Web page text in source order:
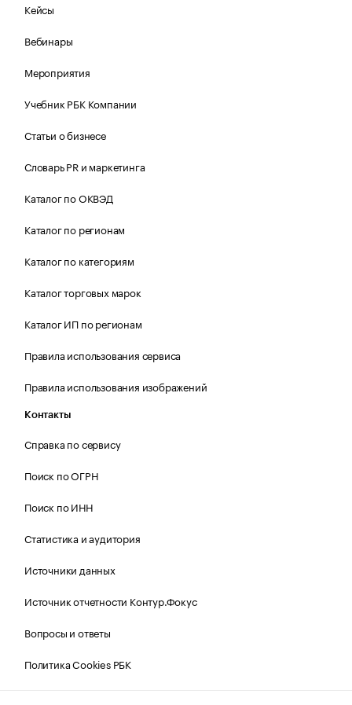
Кейсы
Вебинары
Мероприятия
Учебник РБК Компании
Статьи о бизнесе
Словарь PR и маркетинга
Каталог по ОКВЭД
Каталог по регионам
Каталог по категориям
Каталог торговых марок
Каталог ИП по регионам
Правила использования сервиса
Правила использования изображений
Контакты
Справка по сервису
Поиск по ОГРН
Поиск по ИНН
Статистика и аудитория
Источники данных
Источник отчетности Контур.Фокус
Вопросы и ответы
Политика Cookies РБК